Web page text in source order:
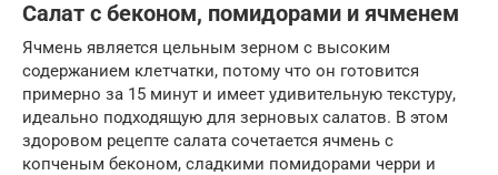
Салат с беконом, помидорами и ячменем
Ячмень является цельным зерном с высоким
содержанием клетчатки, потому что он готовится
примерно за 15 минут и имеет удивительную текстуру,
идеально подходящую для зерновых салатов. В этом
здоровом рецепте салата сочетается ячмень с
копченым беконом, сладкими помидорами черри и